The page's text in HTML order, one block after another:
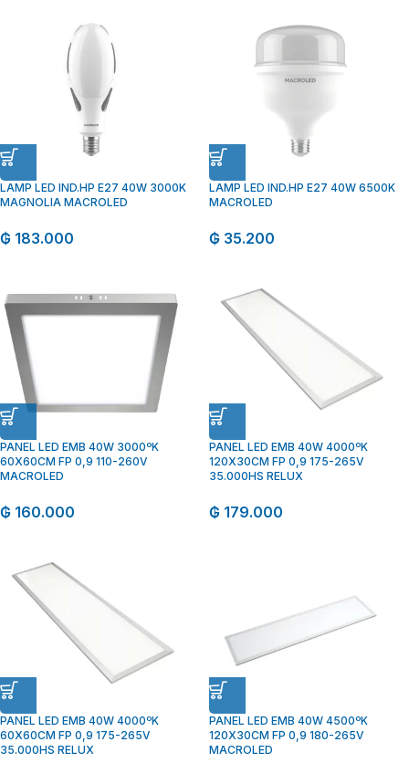
LAMP LED IND.HP E27 40W 3000K
MAGNOLIA MACROLED
₲ 183.000
LAMP LED IND.HP E27 40W 6500K
MACROLED
₲ 35.200
PANEL LED EMB 40W 3000ºK
60X60CM FP 0,9 110-260V
MACROLED
₲ 160.000
PANEL LED EMB 40W 4000ºK
120X30CM FP 0,9 175-265V
35.000HS RELUX
₲ 179.000
PANEL LED EMB 40W 4000ºK
60X60CM FP 0,9 175-265V
35.000HS RELUX
PANEL LED EMB 40W 4500ºK
120X30CM FP 0,9 180-265V
MACROLED